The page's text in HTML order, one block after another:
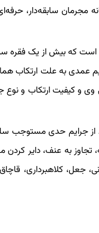
مجرمان سابقه‌دار،
که بیش از یک فقره
عمدی به علت ارتکاب
ارتکاب و نوع
از جرایم حدی
تجاوز به عنف، دایر
جعل، کلاهبرداری،